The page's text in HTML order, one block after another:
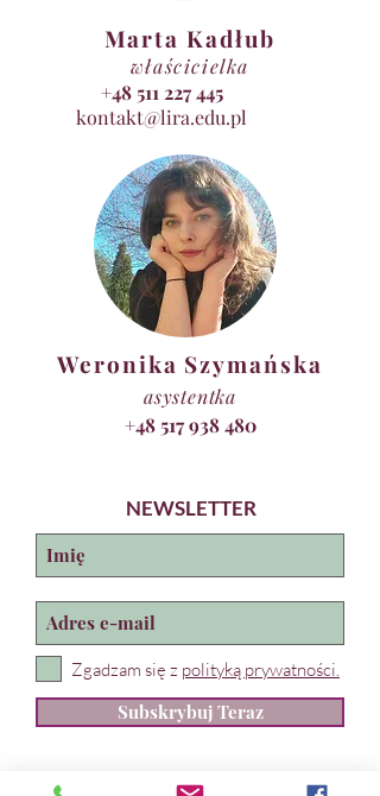
Marta Kadłub
właścicielka
+48 511 227 445
kontakt@lira.edu.pl
Weronika Szymańska
asystentka
+48 517 938 480
NEWSLETTER
Zgadzam się z polityką prywatności.
Subskrybuj Teraz